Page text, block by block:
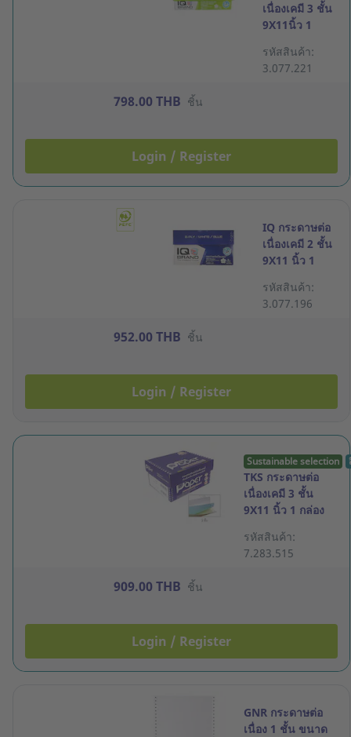
เนื่องเคมี 3 ชั้น
9X11นิ้ว 1
รหัสสินค้า:
3.077.221
798.00 THB ชิ้น
Login / Register
IQ กระดาษต่อ
เนื่องเคมี 2 ชั้น
9X11 นิ้ว 1
รหัสสินค้า:
3.077.196
952.00 THB ชิ้น
Login / Register
Sustainable selection
TKS กระดาษต่อ
เนื่องเคมี 3 ชั้น
9X11 นิ้ว 1 กล่อง
รหัสสินค้า:
7.283.515
909.00 THB ชิ้น
Login / Register
GNR กระดาษต่อ
เนื่อง 1 ชั้น ขนาด